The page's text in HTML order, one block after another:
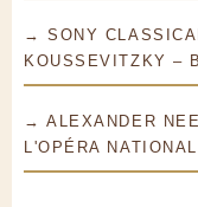
→ SONY
KOUSSEVITZKY –
→ ALEXANDER
L'OPÉRA